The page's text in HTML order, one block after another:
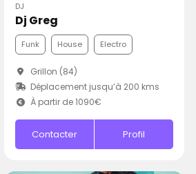
DJ
Dj Greg
Funk House Electro
Grillon (84)
Déplacement jusqu’à 200 kms
À partir de 1090€
Contacter Profil